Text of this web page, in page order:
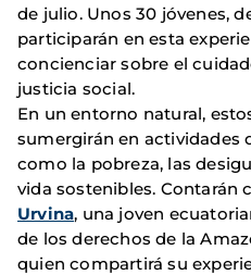
de julio. Unos 30 jóvenes,
participarán en esta
concienciar sobre el
justicia social.
En un entorno natural,
sumergirán en actividades
como la pobreza, las
vida sostenibles. Contarán
Urvina, una joven
de los derechos de la
quien compartirá su